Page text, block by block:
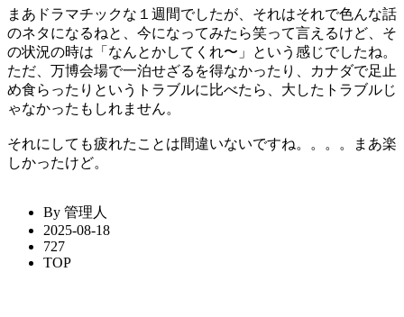
まあドラマチックな１週間でしたが、それはそれで色んな話
のネタになるねと、今になってみたら笑って言えるけど、そ
の状況の時は「なんとかしてくれ〜」という感じでしたね。
ただ、万博会場で一泊せざるを得なかったり、カナダで足止
め食らったりというトラブルに比べたら、大したトラブルじ
ゃなかったもしれません。
それにしても疲れたことは間違いないですね。。。。まあ楽
しかったけど。
By 管理人
2025-08-18
727
TOP